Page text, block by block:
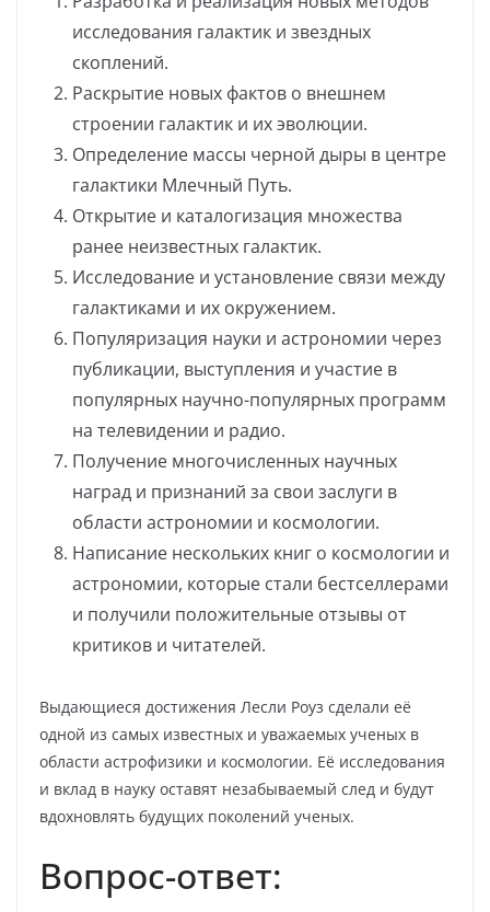
исследования галактик и звездных
скоплений.
Раскрытие новых фактов о внешнем
строении галактик и их эволюции.
Определение массы черной дыры в центре
галактики Млечный Путь.
Открытие и каталогизация множества
ранее неизвестных галактик.
Исследование и установление связи между
галактиками и их окружением.
Популяризация науки и астрономии через
публикации, выступления и участие в
популярных научно-популярных программ
на телевидении и радио.
Получение многочисленных научных
наград и признаний за свои заслуги в
области астрономии и космологии.
Написание нескольких книг о космологии и
астрономии, которые стали бестселлерами
и получили положительные отзывы от
критиков и читателей.
Выдающиеся достижения Лесли Роуз сделали её
одной из самых известных и уважаемых ученых в
области астрофизики и космологии. Её исследования
и вклад в науку оставят незабываемый след и будут
вдохновлять будущих поколений ученых.
Вопрос-ответ: